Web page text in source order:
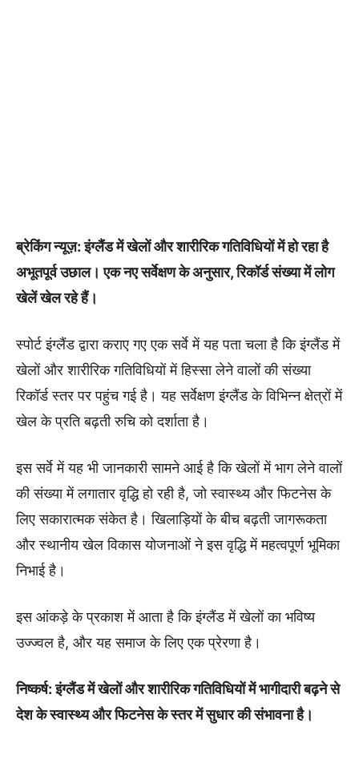
ब्रेकिंग न्यूज़: इंग्लैंड में खेलों और शारीरिक गतिविधियों में हो रहा है
अभूतपूर्व उछाल। एक नए सर्वेक्षण के अनुसार, रिकॉर्ड संख्या में लोग
खेलें खेल रहे हैं।
स्पोर्ट इंग्लैंड द्वारा कराए गए एक सर्वे में यह पता चला है कि इंग्लैंड में
खेलों और शारीरिक गतिविधियों में हिस्सा लेने वालों की संख्या
रिकॉर्ड स्तर पर पहुंच गई है। यह सर्वेक्षण इंग्लैंड के विभिन्न क्षेत्रों में
खेल के प्रति बढ़ती रुचि को दर्शाता है।
इस सर्वे में यह भी जानकारी सामने आई है कि खेलों में भाग लेने वालों
की संख्या में लगातार वृद्धि हो रही है, जो स्वास्थ्य और फिटनेस के
लिए सकारात्मक संकेत है। खिलाड़ियों के बीच बढ़ती जागरूकता
और स्थानीय खेल विकास योजनाओं ने इस वृद्धि में महत्वपूर्ण भूमिका
निभाई है।
इस आंकड़े के प्रकाश में आता है कि इंग्लैंड में खेलों का भविष्य
उज्ज्वल है, और यह समाज के लिए एक प्रेरणा है।
निष्कर्ष: इंग्लैंड में खेलों और शारीरिक गतिविधियों में भागीदारी बढ़ने से
देश के स्वास्थ्य और फिटनेस के स्तर में सुधार की संभावना है।